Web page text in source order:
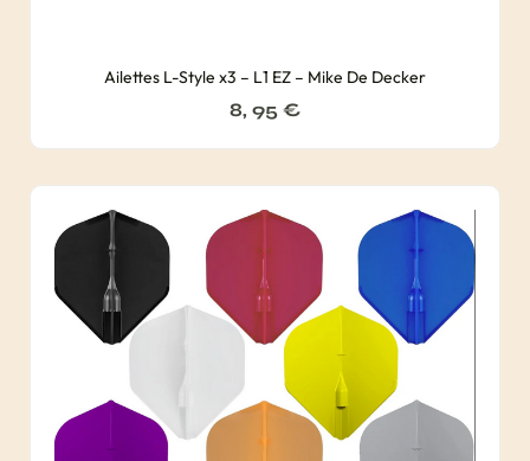
Ailettes L-Style x3 – L1 EZ – Mike De Decker
8, 95 €